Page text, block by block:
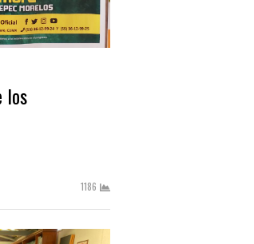
los
1186